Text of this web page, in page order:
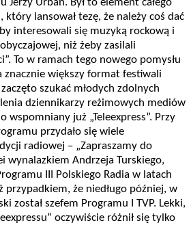
Jerzy Urban. Był to element całego
który lansował tezę, że należy coś dać
interesowali się muzyką rockową i
niż żeby zasilali
To w ramach tego nowego pomysłu
znacznie większy format festiwali
szukać młodych zdolnych
dziennikarzy reżimowych mediów
wspomniany już „Teleexpress”. Przy
przydało się wiele
radiowej – „Zapraszamy do
wynalazkiem Andrzeja Turskiego,
III Polskiego Radia w latach
przypadkiem, że niedługo później, w
został szefem Programu I TVP. Lekki,
oczywiście różnił się tylko